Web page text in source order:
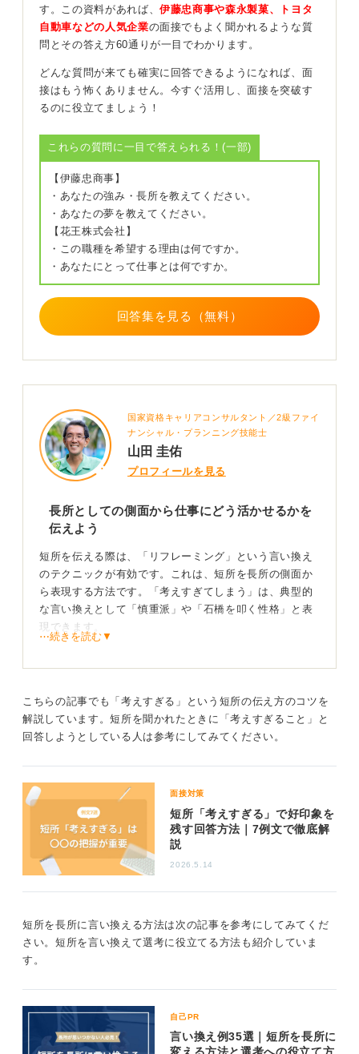
い。具体的な目的のために深く考えるのだったら、それ
は決して悪いことではありません。
自分自身を深く理解し、そのうえで建設的に伝える工夫
をしましょう。
0
す。この資料があれば、伊藤忠商事や森永製菓、トヨタ
自動車などの人気企業の面接でもよく聞かれるような質
問とその答え方60通りが一目でわかります。
どんな質問が来ても確実に回答できるようになれば、面
接はもう怖くありません。今すぐ活用し、面接を突破す
るのに役立てましょう！
これらの質問に一目で答えられる！(一部)
【伊藤忠商事】
・あなたの強み・長所を教えてください。
・あなたの夢を教えてください。
【花王株式会社】
・この職種を希望する理由は何ですか。
・あなたにとって仕事とは何ですか。
回答集を見る（無料）
国家資格キャリアコンサルタント／2級ファイ
ナンシャル・プランニング技能士
山田 圭佑
プロフィールを見る
長所としての側面から仕事にどう活かせるかを
伝えよう
短所を伝える際は、「リフレーミング」という言い換え
のテクニックが有効です。これは、短所を長所の側面か
ら表現する方法です。「考えすぎてしまう」は、典型的
な言い換えとして「慎重派」や「石橋を叩く性格」と表
現できます。
そのうえで、慎重であることによって仕事でどのような
メリットが生まれるかを具体的に伝えましょう。もし一
える形でのアピールが効果的です。
0
⋯続きを読む▼
こちらの記事でも「考えすぎる」という短所の伝え方のコツを
解説しています。短所を聞かれたときに「考えすぎること」と
回答しようとしている人は参考にしてみてください。
面接対策
短所「考えすぎる」で好印象を
残す回答方法｜7例文で徹底解
説
2026.5.14
短所を長所に言い換える方法は次の記事を参考にしてみてくだ
さい。短所を言い換えて選考に役立てる方法も紹介していま
す。
自己PR
言い換え例35選｜短所を長所に